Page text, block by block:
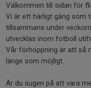
Välkommen till sidan för
Vi är ett härligt gäng som
tillsammans under
utvecklas inom fotboll
Vår förhoppning är att så
länge som möjligt.
Är du sugen på att vara